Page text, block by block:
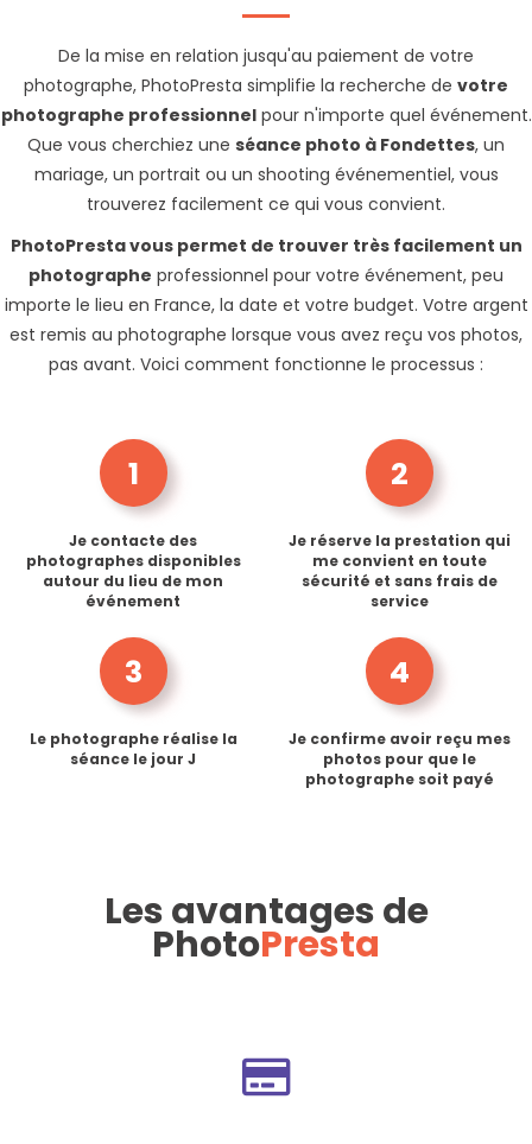
De la mise en relation jusqu'au paiement de votre
photographe, PhotoPresta simplifie la recherche de votre
photographe professionnelpour n'importe quel événement.
Que vous cherchiez une séance photo à Fondettes, un
mariage, un portrait ou un shooting événementiel, vous
trouverez facilement ce qui vous convient.
PhotoPresta vous permet de trouver très facilement un
photographe professionnel pour votre événement, peu
importe le lieu en France, la date et votre budget. Votre argent
est remis au photographe lorsque vous avez reçu vos photos,
pas avant. Voici comment fonctionne le processus :
1
Je contacte des
photographes disponibles
autour du lieu de mon
événement
2
Je réserve la prestation qui
me convient en toute
sécurité et sans frais de
service
3
Le photographe réalise la
séance le jour J
4
Je confirme avoir reçu mes
photos pour que le
photographe soit payé
Les avantages de
PhotoPresta